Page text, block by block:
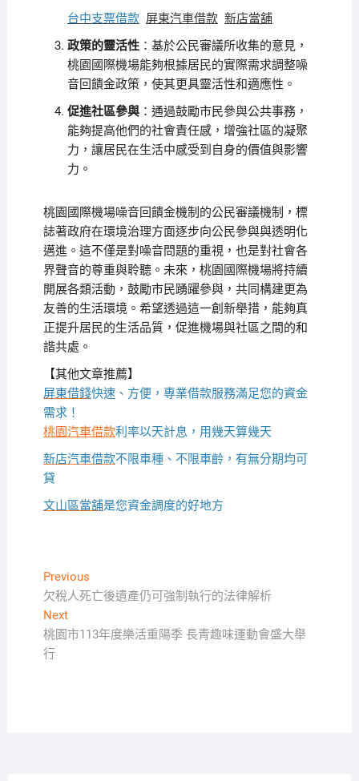
台中支票借款 屏東汽車借款 新店當舖
政策的靈活性：基於公民審議所收集的意見，
桃園國際機場能夠根據居民的實際需求調整噪
音回饋金政策，使其更具靈活性和適應性。
促進社區參與：通過鼓勵市民參與公共事務，
能夠提高他們的社會責任感，增強社區的凝聚
力，讓居民在生活中感受到自身的價值與影響
力。
桃園國際機場噪音回饋金機制的公民審議機制，標
誌著政府在環境治理方面逐步向公民參與與透明化
邁進。這不僅是對噪音問題的重視，也是對社會各
界聲音的尊重與聆聽。未來，桃園國際機場將持續
開展各類活動，鼓勵市民踴躍參與，共同構建更為
友善的生活環境。希望透過這一創新舉措，能夠真
正提升居民的生活品質，促進機場與社區之間的和
諧共處。
【其他文章推薦】
屏東借錢快速、方便，專業借款服務滿足您的資金
需求！
桃園汽車借款利率以天計息，用幾天算幾天
新店汽車借款不限車種、不限車齡，有無分期均可
貸
文山區當舖是您資金調度的好地方
文
章
導
覽
PreviousPrevious
post:
欠稅人死亡後遺產仍可強制執行的法律解析
NextNext
post:
桃園市113年度樂活重陽季 長青趣味運動會盛大舉
行